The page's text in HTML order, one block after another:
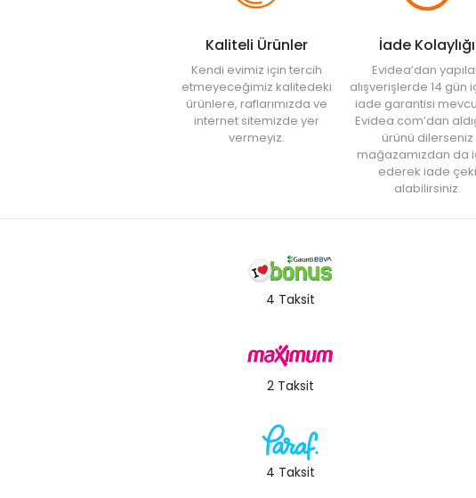
Kaliteli Ürünler
Kendi evimiz için tercih
etmeyeceğimiz kalitedeki
ürünlere, raflarımızda ve
internet sitemizde yer
vermeyiz.
İade Kolaylığı
Evidea’dan
alışverişlerde 14 gün
iade garantisi
Evidea.com’dan
ürünü dilerseniz
mağazamızdan da
ederek iade çeki
alabilirsiniz.
4 Taksit
2 Taksit
4 Taksit